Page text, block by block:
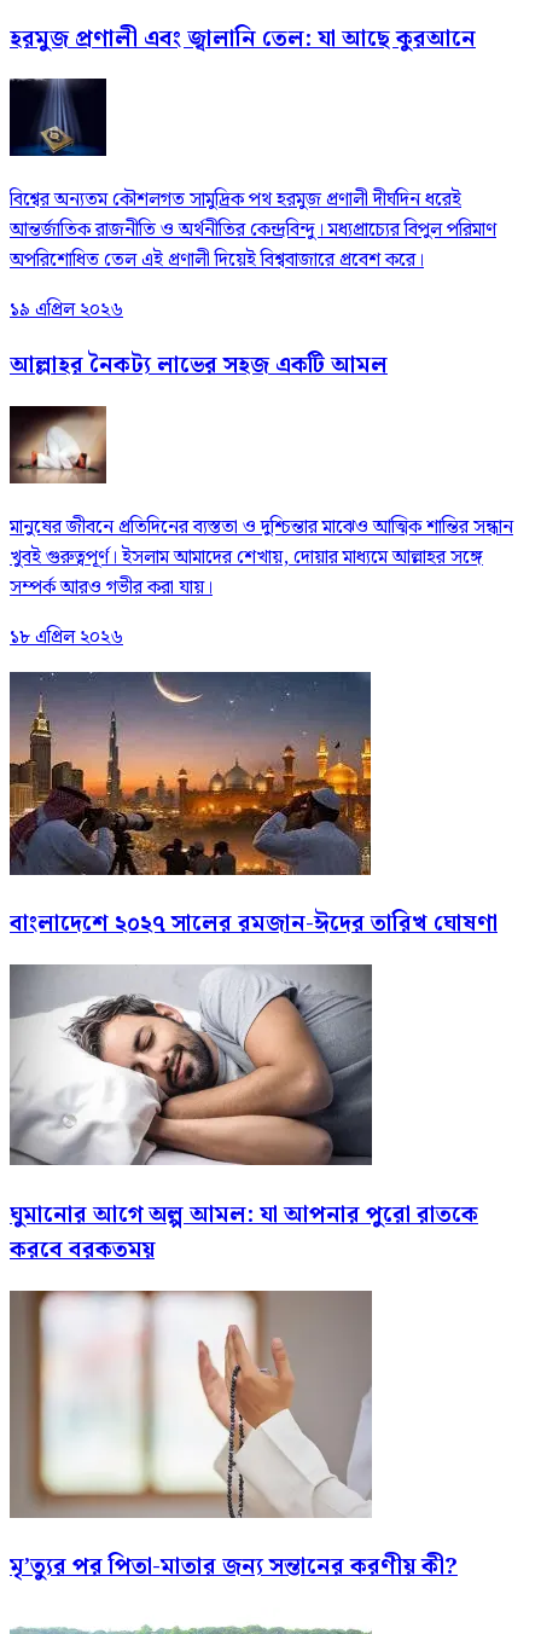
হরমুজ প্রণালী এবং জ্বালানি তেল: যা আছে কুরআনে
বিশ্বের অন্যতম কৌশলগত সামুদ্রিক পথ হরমুজ প্রণালী দীর্ঘদিন ধরেই
আন্তর্জাতিক রাজনীতি ও অর্থনীতির কেন্দ্রবিন্দু। মধ্যপ্রাচ্যের বিপুল পরিমাণ
অপরিশোধিত তেল এই প্রণালী দিয়েই বিশ্ববাজারে প্রবেশ করে।
১৯ এপ্রিল ২০২৬
আল্লাহর নৈকট্য লাভের সহজ একটি আমল
মানুষের জীবনে প্রতিদিনের ব্যস্ততা ও দুশ্চিন্তার মাঝেও আত্মিক শান্তির সন্ধান
খুবই গুরুত্বপূর্ণ। ইসলাম আমাদের শেখায়, দোয়ার মাধ্যমে আল্লাহর সঙ্গে
সম্পর্ক আরও গভীর করা যায়।
১৮ এপ্রিল ২০২৬
বাংলাদেশে ২০২৭ সালের রমজান-ঈদের তারিখ ঘোষণা
ঘুমানোর আগে অল্প আমল: যা আপনার পুরো রাতকে
করবে বরকতময়
মৃ’ত্যুর পর পিতা-মাতার জন্য সন্তানের করণীয় কী?